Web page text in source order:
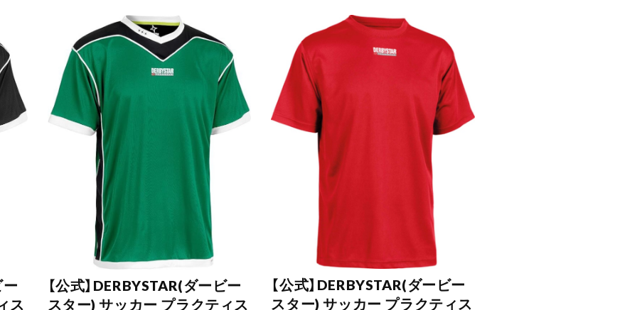
ー
ス
【公式】DERBYSTAR(ダービー
スター) サッカー プラクティス
【公式】DERBYSTAR(ダービー
スター) サッカー プラクティス